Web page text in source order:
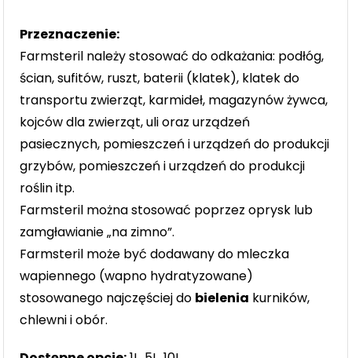
Przeznaczenie:
Farmsteril należy stosować do odkażania: podłóg,
ścian, sufitów, ruszt, baterii (klatek), klatek do
transportu zwierząt, karmideł, magazynów żywca,
kojców dla zwierząt, uli oraz urządzeń
pasiecznych, pomieszczeń i urządzeń do produkcji
grzybów, pomieszczeń i urządzeń do produkcji
roślin itp.
Farmsteril można stosować poprzez oprysk lub
zamgławianie „na zimno”.
Farmsteril może być dodawany do mleczka
wapiennego (wapno hydratyzowane)
stosowanego najczęściej do bielenia kurników,
chlewni i obór.